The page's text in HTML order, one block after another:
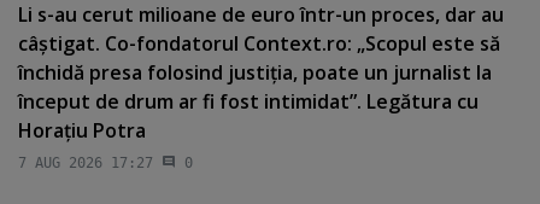
Li s-au cerut milioane de euro într-un proces, dar au
câştigat. Co-fondatorul Context.ro: „Scopul este să
închidă presa folosind justiţia, poate un jurnalist la
început de drum ar fi fost intimidat”. Legătura cu
Horaţiu Potra
7 AUG 2026 17:27 0